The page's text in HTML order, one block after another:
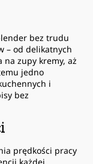
bez trudu
– od delikatnych
na zupy kremy, aż
jedno
i
bez
prędkości pracy
każdej